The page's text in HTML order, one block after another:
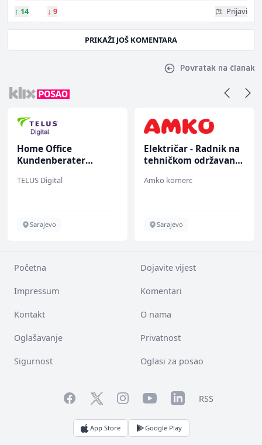
↑ 14 ↓ 9 Prijavi
PRIKAŽI JOŠ KOMENTARA
Povratak na članak
Home Office
Kundenberater
renommiertes
TELUS Digital
Sarajevo
Električar - Radnik na
tehničkom održavanju
Amko komerc
Sarajevo
Početna Dojavite vijest
Impressum Komentari
Kontakt O nama
Oglašavanje Privatnost
Sigurnost Oglasi za posao
FacebookTwitterInstagramYouTubeLinkedInRSS
App Store Google Play